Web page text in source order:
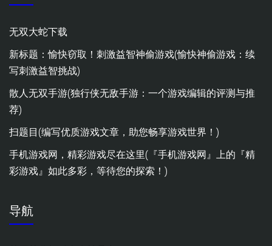
无双大蛇下载
新标题：愉快窃取！刺激益智神偷游戏(愉快神偷游戏：续
写刺激益智挑战)
散人无双手游(独行侠无敌手游：一个游戏编辑的评测与推
荐)
扫题目(编写优质游戏文章，助您畅享游戏世界！)
手机游戏网，精彩游戏尽在这里(『手机游戏网』上的『精
彩游戏』如此多彩，等待您的探索！)
导航